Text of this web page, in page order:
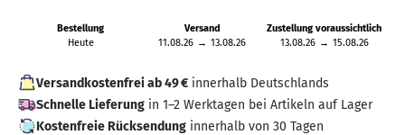
Bestellung
Heute
Versand
11.08.26 → 13.08.26
Zustellung voraussichtlich
13.08.26 → 15.08.26
Versandkostenfrei ab 49 € innerhalb Deutschlands
Schnelle Lieferung in 1–2 Werktagen bei Artikeln auf Lager
Kostenfreie Rücksendung innerhalb von 30 Tagen